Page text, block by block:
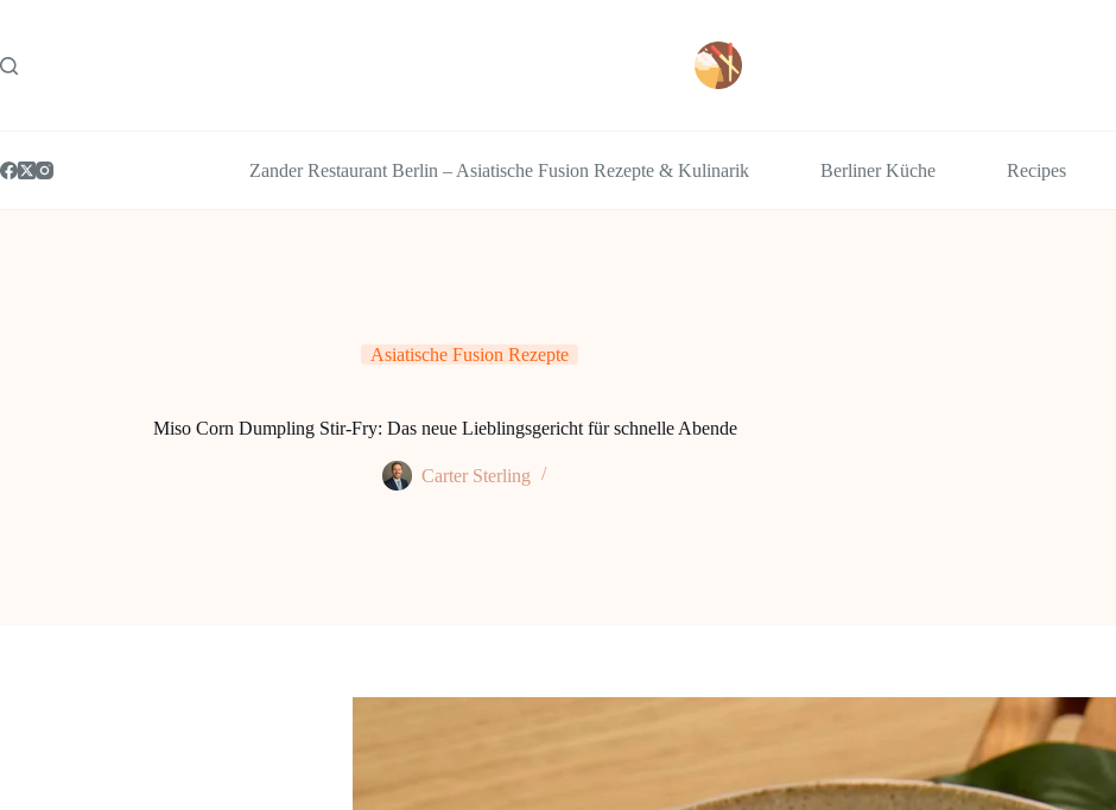
Zander Restaurant Berlin – Asiatische Fusion Rezepte & Kulinarik Berliner Küche Recipes
Asiatische Fusion Rezepte
Miso Corn Dumpling Stir-Fry: Das neue Lieblingsgericht für schnelle Abende
Carter Sterling